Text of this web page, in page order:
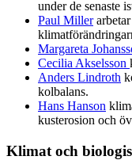
under de senaste
Paul Miller
Margareta
Cecilia Akselsson
Anders Lindroth
kolbalans.
Hans Hanson
kusterosion och
Klimat och